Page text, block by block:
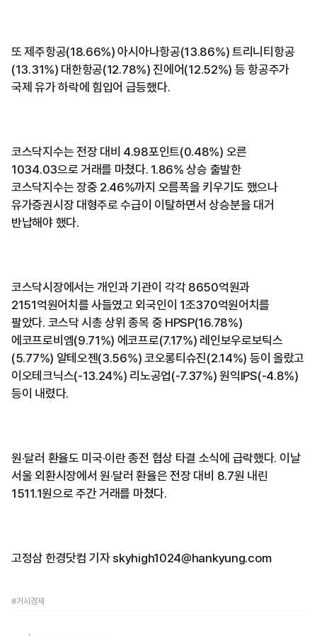
또 제주항공(18.66%) 아시아나항공(13.86%) 트리니티항공
(13.31%) 대한항공(12.78%) 진에어(12.52%) 등 항공주가
국제 유가 하락에 힘입어 급등했다.
코스닥지수는 전장 대비 4.98포인트(0.48%) 오른
1034.03으로 거래를 마쳤다. 1.86% 상승 출발한
코스닥지수는 장중 2.46%까지 오름폭을 키우기도 했으나
유가증권시장 대형주로 수급이 이탈하면서 상승분을 대거
반납해야 했다.
코스닥시장에서는 개인과 기관이 각각 8650억원과
2151억원어치를 사들였고 외국인이 1조370억원어치를
팔았다. 코스닥 시총 상위 종목 중 HPSP(16.78%)
에코프로비엠(9.71%) 에코프로(7.17%) 레인보우로보틱스
(5.77%) 알테오젠(3.56%) 코오롱티슈진(2.14%) 등이 올랐고
이오테크닉스(-13.24%) 리노공업(-7.37%) 원익IPS(-4.8%)
등이 내렸다.
원·달러 환율도 미국·이란 종전 협상 타결 소식에 급락했다. 이날
서울 외환시장에서 원·달러 환율은 전장 대비 8.7원 내린
1511.1원으로 주간 거래를 마쳤다.
고정삼 한경닷컴 기자 skyhigh1024@hankyung.com
#거시경제